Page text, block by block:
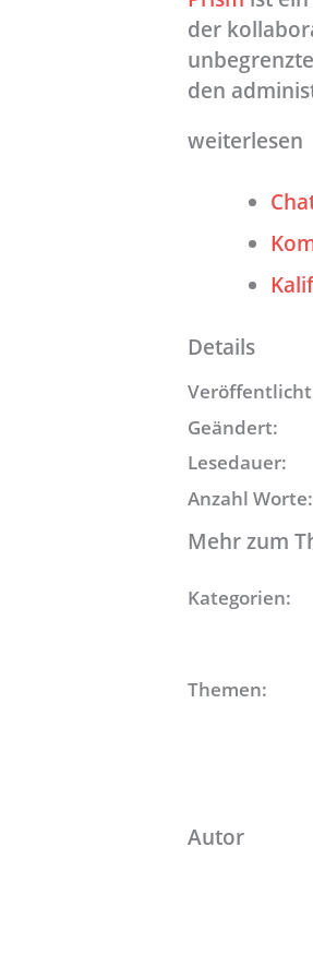
der
den
weiterlesen
Details
Geändert:
Lesedauer:
Anzahl Worte:
Mehr zum
Kategorien:
Themen:
Autor